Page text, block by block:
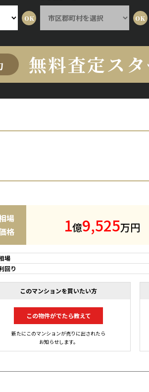
無料査定ス
場
格
1億9,525万
場
回り
このマンションを買いたい方
この物件がでたら教えて
新たにこのマンションが売りに出されたら
お知らせします。